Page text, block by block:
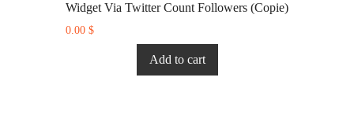
Widget Via Twitter Count Followers (Copie)
0.00 $
Add to cart